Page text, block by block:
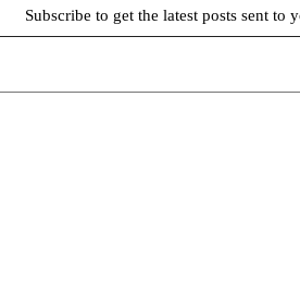
Subscribe to get the latest posts sent to